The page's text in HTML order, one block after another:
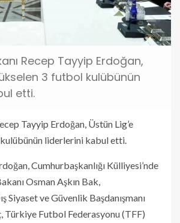
Recep Tayyip Erdoğan,
3 futbol kulübünün
etti.
Tayyip Erdoğan, Üstün Lig’e
liderlerini kabul etti.
Cumhurbaşkanlığı Külliyesi’nde
Osman Aşkın Bak,
Siyaset ve Güvenlik Başdanışmanı
Türkiye Futbol Federasyonu (TFF)